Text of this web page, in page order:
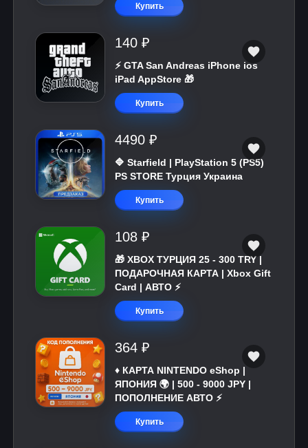
Купить
140 ₽
⚡️ GTA San Andreas iPhone ios
iPad AppStore 🎁
Купить
4490 ₽
🔷 Starfield | PlayStation 5 (PS5)
PS STORE Турция Украина
Купить
108 ₽
🎁 XBOX ТУРЦИЯ 25 - 300 TRY |
ПОДАРОЧНАЯ КАРТА | Xbox Gift
Card | АВТО ⚡
Купить
364 ₽
♦️ КАРТА NINTENDO eShop |
ЯПОНИЯ 🌍 | 500 - 9000 JPY |
ПОПОЛНЕНИЕ АВТО ⚡
Купить